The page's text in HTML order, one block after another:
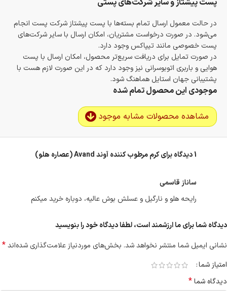
پست پیشتاز و سایر شرکت‌های پستی
در حالت معمول ارسال تمام بسته‌ها با پست پیشتاز شرکت پست انجام
می‌شود. در صورت درخواست مشتریان، امکان ارسال با سایر شرکت‌های
پست خصوصی مانند تیپاکس وجود دارد.
در صورت تمایل برای دریافت سریع‌تر محصول، امکان ارسال با پست
هوایی و باربری اتوبوسرانی نیز وجود دارد که در این صورت لازم هست با
پشتیبانی جهان استایل هماهنگ شود.
موجودی این محصول تمام شده
مشاهده محصولات مشابه موجود
1 دیدگاه برای کرم مرطوب کننده آوند Avand (عصاره هلو)
ساناز قاسمی
رایحه هلو و نارگیل و عسلش بوش عالیه، دوباره خرید میکنم
دیدگاه شما برای ما ارزشمند است، لطفا دیدگاه خود را بنویسید
نشانی ایمیل شما منتشر نخواهد شد. بخش‌های موردنیاز علامت‌گذاری شده‌اند*
امتیاز شما
دیدگاه شما*